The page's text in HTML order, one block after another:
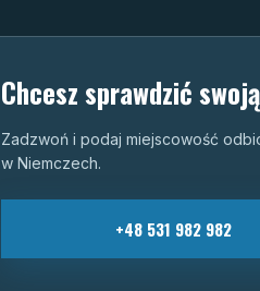
Chcesz sprawdzić
Zadzwoń i podaj miejscowość
w Niemczech.
+48 531 982 982